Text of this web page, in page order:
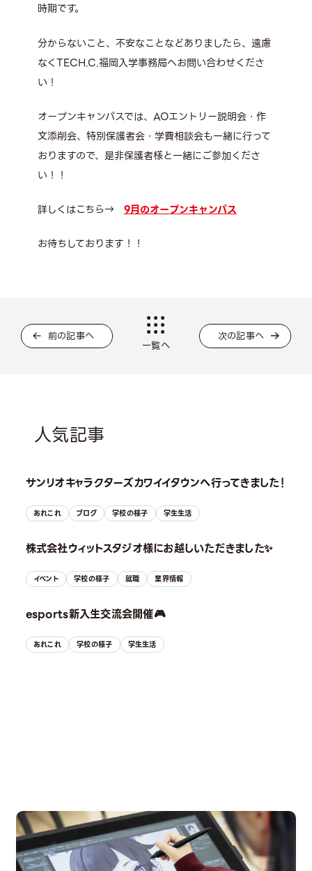
時期です。
分からないこと、不安なことなどありましたら、遠慮
なくTECH.C.福岡入学事務局へお問い合わせくださ
い！
オープンキャンパスでは、AOエントリー説明会・作
文添削会、特別保護者会・学費相談会も一緒に行って
おりますので、是非保護者様と一緒にご参加くださ
い！！
詳しくはこちら→ 9月のオープンキャンパス
お待ちしております！！
前の記事へ
一覧へ
次の記事へ
人気記事
サンリオキャラクターズカワイイタウンへ行ってきました！
あれこれ ブログ 学校の様子 学生生活
株式会社ウィットスタジオ様にお越しいただきました✨
イベント 学校の様子 就職 業界情報
esports新入生交流会開催🎮
あれこれ 学校の様子 学生生活